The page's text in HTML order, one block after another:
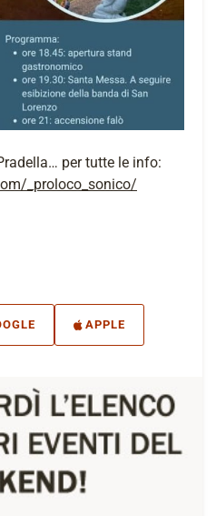
per tutte le info:
_proloco_sonico/
APPLE